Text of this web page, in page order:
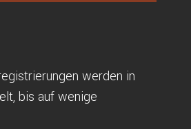
werden in
bis auf wenige